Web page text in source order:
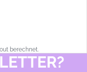
berechnet.